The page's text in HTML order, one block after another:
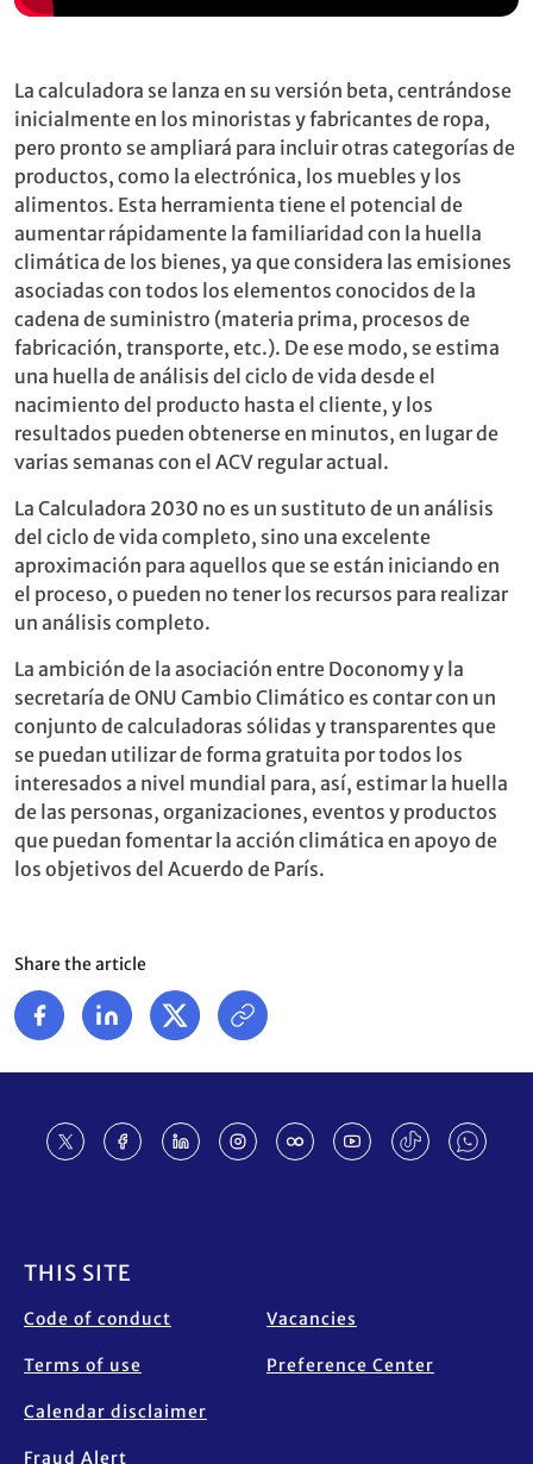
La calculadora se lanza en su versión beta, centrándose
inicialmente en los minoristas y fabricantes de ropa,
pero pronto se ampliará para incluir otras categorías de
productos, como la electrónica, los muebles y los
alimentos. Esta herramienta tiene el potencial de
aumentar rápidamente la familiaridad con la huella
climática de los bienes, ya que considera las emisiones
asociadas con todos los elementos conocidos de la
cadena de suministro (materia prima, procesos de
fabricación, transporte, etc.). De ese modo, se estima
una huella de análisis del ciclo de vida desde el
nacimiento del producto hasta el cliente, y los
resultados pueden obtenerse en minutos, en lugar de
varias semanas con el ACV regular actual.
La Calculadora 2030 no es un sustituto de un análisis
del ciclo de vida completo, sino una excelente
aproximación para aquellos que se están iniciando en
el proceso, o pueden no tener los recursos para realizar
un análisis completo.
La ambición de la asociación entre Doconomy y la
secretaría de ONU Cambio Climático es contar con un
conjunto de calculadoras sólidas y transparentes que
se puedan utilizar de forma gratuita por todos los
interesados a nivel mundial para, así, estimar la huella
de las personas, organizaciones, eventos y productos
que puedan fomentar la acción climática en apoyo de
los objetivos del Acuerdo de París.
Share the article
THIS SITE
Code of conduct
Terms of use
Calendar disclaimer
Fraud Alert
Vacancies
Preference Center